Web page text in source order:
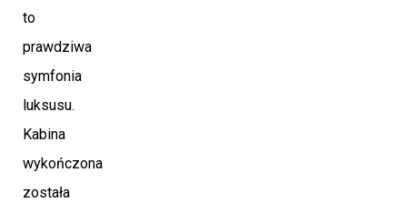
to
prawdziwa
symfonia
luksusu.
Kabina
wykończona
została